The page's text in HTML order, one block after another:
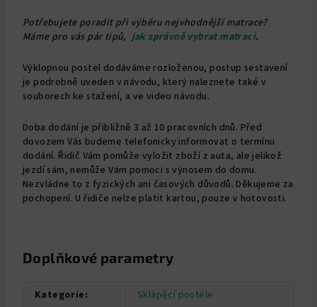
Potřebujete poradit při výběru nejvhodnější matrace?
Máme pro vás pár tipů, jak správně vybrat matraci.
Výklopnou postel dodáváme rozloženou, postup sestavení
je podrobně uveden v návodu, který naleznete také v
souborech ke stažení, a ve video návodu.
Doba dodání je přibližně 3 až 10 pracovních dnů. Před
dovozem Vás budeme telefonicky informovat o termínu
dodání. Řidič Vám pomůže vyložit zboží z auta, ale jelikož
jezdí sám, nemůže Vám pomoci s výnosem do domu.
Nezvládne to z fyzických ani časových důvodů. Děkujeme za
pochopení. U řidiče nelze platit kartou, pouze v hotovosti.
Doplňkové parametry
Kategorie:
Sklápěcí postele